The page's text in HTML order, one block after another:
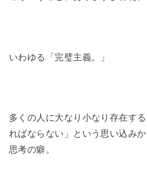
いわゆる「完璧主義。」
多くの人に大なり小なり存在す
ればならない」という思い込み
思考の癖。